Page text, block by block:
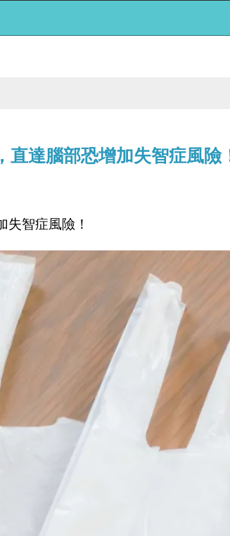
達腦部恐增加失智症風險
智症風險！